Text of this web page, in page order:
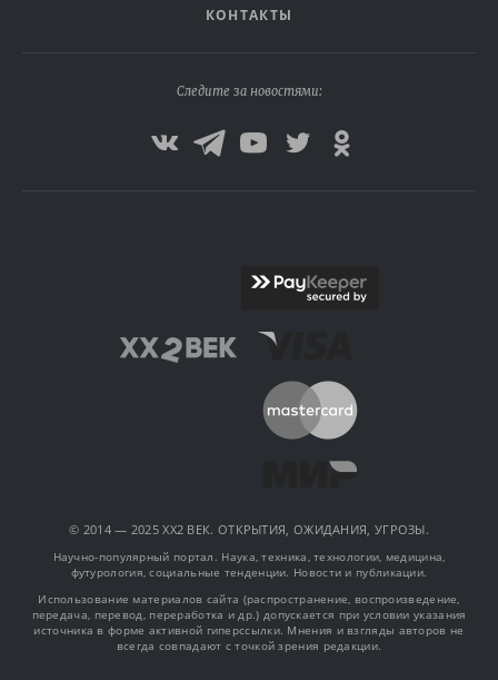
КОНТАКТЫ
Следите за новостями:
© 2014 — 2025 XX2 ВЕК. ОТКРЫТИЯ, ОЖИДАНИЯ, УГРОЗЫ.
Научно-популярный портал. Наука, техника, технологии, медицина,
футурология, социальные тенденции. Новости и публикации.
Использование материалов сайта (распространение, воспроизведение,
передача, перевод, переработка и др.) допускается при условии указания
источника в форме активной гиперссылки. Мнения и взгляды авторов не
всегда совпадают с точкой зрения редакции.